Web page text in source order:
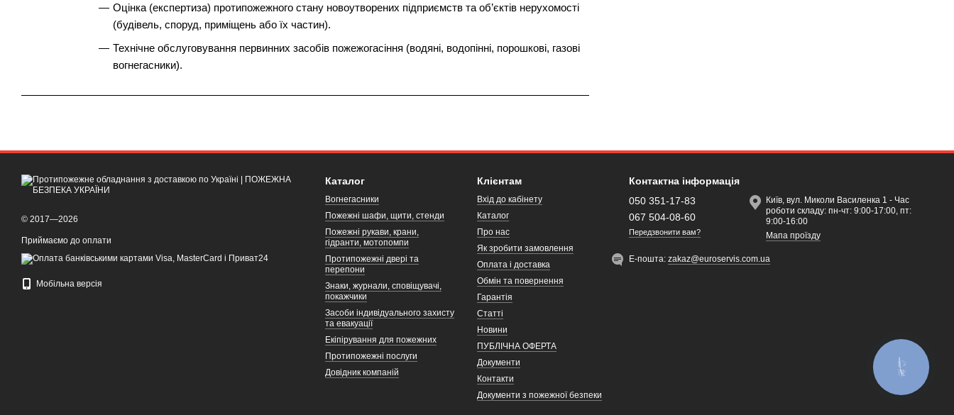
Оцінка (експертиза) протипожежного стану новоутворених підприємств та об’єктів нерухомості
(будівель, споруд, приміщень або їх частин).
Технічне обслуговування первинних засобів пожежогасіння (водяні, водопінні, порошкові, газові
вогнегасники).
© 2017—2026
Приймаємо до оплати
Мобільна версія
Каталог
Вогнегасники
Пожежні шафи, щити, стенди
Пожежні рукави, крани,
гідранти, мотопомпи
Протипожежні двері та
перепони
Знаки, журнали, сповіщувачі,
покажчики
Засоби індивідуального захисту
та евакуації
Екіпірування для пожежних
Протипожежні послуги
Довідник компаній
Клієнтам
Вхід до кабінету
Каталог
Про нас
Як зробити замовлення
Оплата і доставка
Обмін та повернення
Гарантія
Статті
Новини
ПУБЛІЧНА ОФЕРТА
Документи
Контакти
Документи з пожежної безпеки
Контактна інформація
050 351-17-83
067 504-08-60
Передзвонити вам?
Київ, вул. Миколи Василенка 1 - Час
роботи складу: пн-чт: 9:00-17:00, пт:
9:00-16:00
Мапа проїзду
Е-пошта:zakaz@euroservis.com.ua
КНОПКА
ЗВ'ЯЗКУ